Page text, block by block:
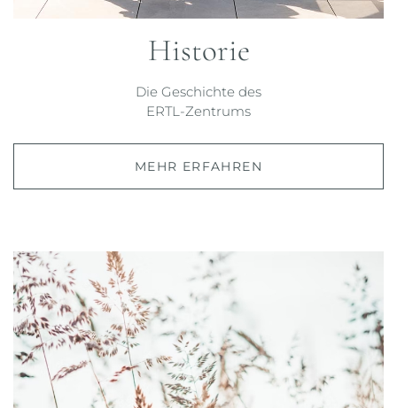
Historie
Die Geschichte des
ERTL-Zentrums
MEHR ERFAHREN